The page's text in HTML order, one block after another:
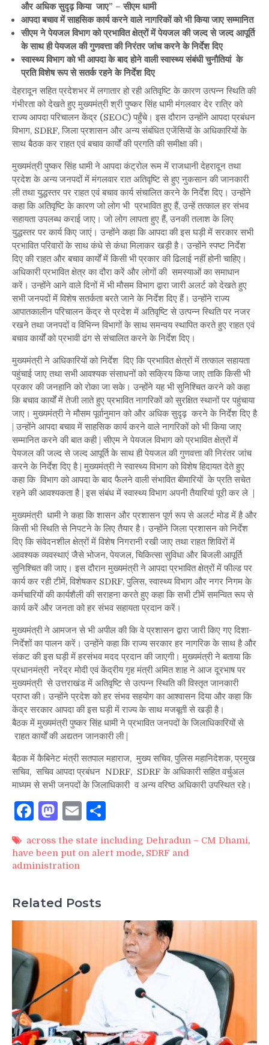
और अधिक सुदृढ़ किया जाए” – सीएम धामी
आपदा बचाव में साहसिक कार्य करने वाले नागरिकों को भी किया जाए सम्मानित
सीएम ने पेयजल विभाग को प्रभावित क्षेत्रों में पेयजल की जल्द से जल्द आपूर्ति
के साथ ही पेयजल की गुणवत्ता की निरंतर जांच करने के निर्देश दिए
स्वास्थ्य विभाग को भी आपदा के बाद होने वाली स्वास्थ्य संबंधी चुनौतियां के
प्रति विशेष रूप से सतर्क रहने के निर्देश दिए
देहरादून सहित प्रदेशभर में लगातार हो रही अतिवृष्टि के कारण उत्पन्न स्थिति की
गंभीरता को देखते हुए मुख्यमंत्री श्री पुष्कर सिंह धामी मंगलवार देर रात्रि को
राज्य आपदा परिचालन केंद्र (SEOC) पहुँचे। इस दौरान उन्होंने आपदा प्रबंधन
विभाग, SDRF, जिला प्रशासन और अन्य संबंधित एजेंसियों के अधिकारियों के
साथ बैठक कर राहत एवं बचाव कार्यों की प्रगति की समीक्षा की।
मुख्यमंत्री पुष्कर सिंह धामी ने आपदा कंट्रोल रूम में राजधानी देहरादून तथा
प्रदेश के अन्य जनपदों में मंगलवार रात अतिवृष्टि से हुए नुकसान की जानकारी
ली तथा युद्धस्तर पर राहत एवं बचाव कार्य संचालित करने के निर्देश दिए। उन्होंने
कहा कि अतिवृष्टि के कारण जो लोग भी प्रभावित हुए हैं, उन्हें तत्काल हर संभव
सहायता उपलब्ध कराई जाए। जो लोग लापता हुए हैं, उनकी तलाश के लिए
युद्धस्तर पर कार्य किए जाएं। उन्होंने कहा कि आपदा की इस घड़ी में सरकार सभी
प्रभावित परिवारों के साथ कंधे से कंधा मिलाकर खड़ी है। उन्होंने स्पष्ट निर्देश
दिए की राहत और बचाव कार्यों में किसी भी प्रकार की ढिलाई नहीं होनी चाहिए।
अधिकारी प्रभावित क्षेत्र का दौरा करें और लोगों की समस्याओं का समाधान
करें। उन्होंने आने वाले दिनों में भी मौसम विभाग द्वारा जारी अलर्ट को देखते हुए
सभी जनपदों में विशेष सतर्कता बरते जाने के निर्देश दिए हैं। उन्होंने राज्य
आपातकालीन परिचालन केंद्र से प्रदेश में अतिवृष्टि से उत्पन्न स्थिति पर नजर
रखने तथा जनपदों व विभिन्न विभागों के साथ समन्वय स्थापित करते हुए राहत एवं
बचाव कार्यों को प्रभावी ढंग से संचालित करने के निर्देश दिए।
मुख्यमंत्री ने अधिकारियों को निर्देश दिए कि प्रभावित क्षेत्रों में तत्काल सहायता
पहुंचाई जाए तथा सभी आवश्यक संसाधनों को सक्रिय किया जाए ताकि किसी भी
प्रकार की जनहानि को रोका जा सके। उन्होंने यह भी सुनिश्चित करने को कहा
कि बचाव कार्यों में तेजी लाते हुए प्रभावित नागरिकों को सुरक्षित स्थानों पर पहुंचाया
जाए। मुख्यमंत्री ने मौसम पूर्वानुमान को और अधिक सुदृढ़ करने के निर्देश दिए है
| उन्होंने आपदा बचाव में साहसिक कार्य करने वाले नागरिकों को भी किया जाए
सम्मानित करने की बात कही | सीएम ने पेयजल विभाग को प्रभावित क्षेत्रों में
पेयजल की जल्द से जल्द आपूर्ति के साथ ही पेयजल की गुणवत्ता की निरंतर जांच
करने के निर्देश दिए है | मुख्यमंत्री ने स्वास्थ्य विभाग को विशेष हिदायत देते हुए
कहा कि विभाग को आपदा के बाद फैलने वाली संभावित बीमारियों के प्रति सचेत
रहने की आवश्यकता है | इस संबंध में स्वास्थ्य विभाग अपनी तैयारियां पूरी कर ले |
मुख्यमंत्री धामी ने कहा कि शासन और प्रशासन पूर्ण रूप से अलर्ट मोड में है और
किसी भी स्थिति से निपटने के लिए तैयार है। उन्होंने जिला प्रशासन को निर्देश
दिए कि संवेदनशील क्षेत्रों में विशेष निगरानी रखी जाए तथा राहत शिविरों में
आवश्यक व्यवस्थाएं जैसे भोजन, पेयजल, चिकित्सा सुविधा और बिजली आपूर्ति
सुनिश्चित की जाए। इस दौरान मुख्यमंत्री ने आपदा प्रभावित क्षेत्रों में फील्ड पर
कार्य कर रही टीमें, विशेषकर SDRF, पुलिस, स्वास्थ्य विभाग और नगर निगम के
कर्मचारियों की कार्यशैली की सराहना करते हुए कहा कि सभी टीमें समन्वित रूप से
कार्य करें और जनता को हर संभव सहायता प्रदान करें।
मुख्यमंत्री ने आमजन से भी अपील की कि वे प्रशासन द्वारा जारी किए गए दिशा-
निर्देशों का पालन करें। उन्होंने कहा कि राज्य सरकार हर नागरिक के साथ है और
संकट की इस घड़ी में हरसंभव मदद प्रदान की जाएगी। मुख्यमंत्री ने बताया कि
प्रधानमंत्री नरेंद्र मोदी एवं केंद्रीय गृह मंत्री अमित शाह ने आज दूरभाष पर
मुख्यमंत्री से उत्तराखंड में अतिवृष्टि से उत्पन्न स्थिति की विस्तृत जानकारी
प्राप्त की। उन्होंने प्रदेश को हर संभव सहयोग का आश्वासन दिया और कहा कि
केंद्र सरकार आपदा की इस घड़ी में राज्य के साथ मजबूती से खड़ी है।
बैठक में मुख्यमंत्री पुष्कर सिंह धामी ने प्रभावित जनपदों के जिलाधिकारियों से
राहत कार्यों की अद्यतन जानकारी ली |
बैठक में कैबिनेट मंत्री सतपाल महाराज, मुख्य सचिव, पुलिस महानिदेशक, प्रमुख
सचिव, सचिव आपदा प्रबंधन NDRF, SDRF के अधिकारी सहित वर्चुअल
माध्यम से सभी जनपदों के जिलाधिकारी व अन्य वरिष्ठ अधिकारी उपस्थित रहे।
Facebook
Mastodon
Email
across the state including Dehradun – CM Dhami,
have been put on alert mode, SDRF and
administration
Related Posts